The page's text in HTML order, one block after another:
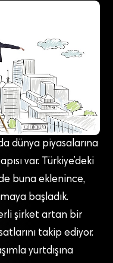
dünya piyasalarına
var. Türkiye’deki
buna eklenince,
başladık.
şirket artan bir
takip ediyor.
yurtdışına